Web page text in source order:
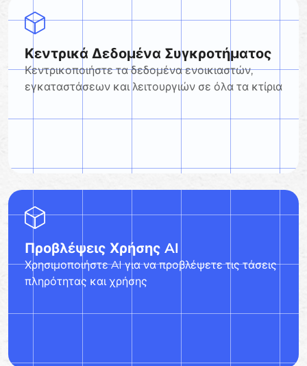
Κεντρικά Δεδομένα Συγκροτήματος
Κεντρικοποιήστε τα δεδομένα ενοικιαστών,
εγκαταστάσεων και λειτουργιών σε όλα τα κτίρια
Προβλέψεις Χρήσης AI
Χρησιμοποιήστε AI για να προβλέψετε τις τάσεις
πληρότητας και χρήσης